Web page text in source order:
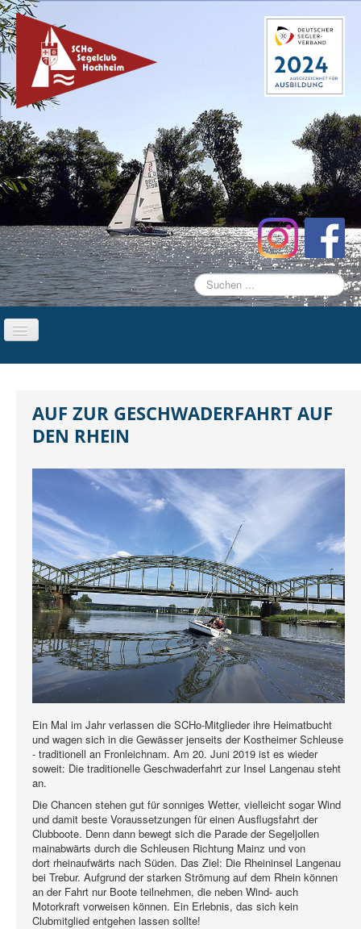
Suchen
...
DER SCHO
JUGEND
RUND UMS SEGELN
MITGLIEDER
AUF ZUR GESCHWADERFAHRT AUF
DEN RHEIN
Ein Mal im Jahr verlassen die SCHo-Mitglieder ihre Heimatbucht
und wagen sich in die Gewässer jenseits der Kostheimer Schleuse
- traditionell an Fronleichnam. Am 20. Juni 2019 ist es wieder
soweit: Die traditionelle Geschwaderfahrt zur Insel Langenau steht
an.
Die Chancen stehen gut für sonniges Wetter, vielleicht sogar Wind
und damit beste Voraussetzungen für einen Ausflugsfahrt der
Clubboote. Denn dann bewegt sich die Parade der Segeljollen
mainabwärts durch die Schleusen Richtung Mainz und von
dort rheinaufwärts nach Süden. Das Ziel: Die Rheininsel Langenau
bei Trebur. Aufgrund der starken Strömung auf dem Rhein können
an der Fahrt nur Boote teilnehmen, die neben Wind- auch
Motorkraft vorweisen können. Ein Erlebnis, das sich kein
Clubmitglied entgehen lassen sollte!